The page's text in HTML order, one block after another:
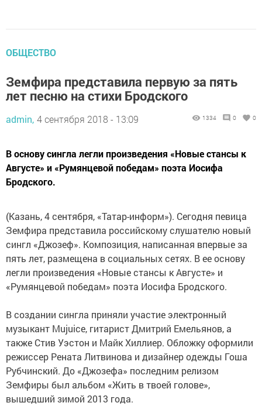
ОБЩЕСТВО
Земфира представила первую за пять
лет песню на стихи Бродского
admin, 4 сентября 2018 - 13:09 1334 0 0
В основу сингла легли произведения «Новые стансы к
Августе» и «Румянцевой победам» поэта Иосифа
Бродского.
(Казань, 4 сентября, «Татар-информ»). Сегодня певица
Земфира представила российскому слушателю новый
сингл «Джозеф». Композиция, написанная впервые за
пять лет, размещена в социальных сетях. В ее основу
легли произведения «Новые стансы к Августе» и
«Румянцевой победам» поэта Иосифа Бродского.
В создании сингла приняли участие электронный
музыкант Mujuice, гитарист Дмитрий Емельянов, а
также Стив Уэстон и Майк Хиллиер. Обложку оформили
режиссер Рената Литвинова и дизайнер одежды Гоша
Рубчинский. До «Джозефа» последним релизом
Земфиры был альбом «Жить в твоей голове»,
вышедший зимой 2013 года.